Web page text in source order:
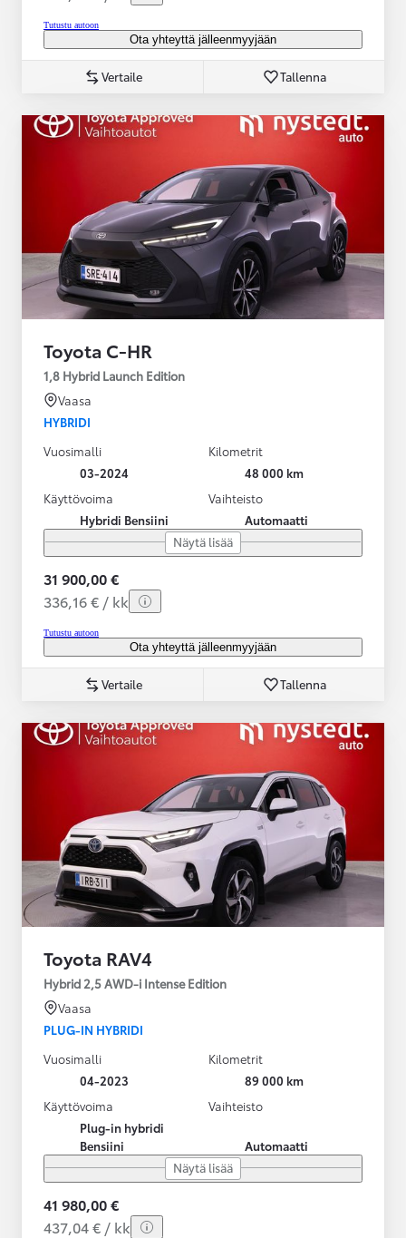
Tutustu autoon
Ota yhteyttä jälleenmyyjään
Vertaile Tallenna
Toyota C-HR
1,8 Hybrid Launch Edition
Vaasa
HYBRIDI
Vuosimalli
03-2024
Kilometrit
48 000 km
Käyttövoima
Hybridi Bensiini
Vaihteisto
Automaatti
Näytä lisää
31 900,00 €
336,16 € / kk
Tutustu autoon
Ota yhteyttä jälleenmyyjään
Vertaile Tallenna
Toyota RAV4
Hybrid 2,5 AWD-i Intense Edition
Vaasa
PLUG-IN HYBRIDI
Vuosimalli
04-2023
Kilometrit
89 000 km
Käyttövoima
Plug-in hybridi
Bensiini
Vaihteisto
Automaatti
Näytä lisää
41 980,00 €
437,04 € / kk